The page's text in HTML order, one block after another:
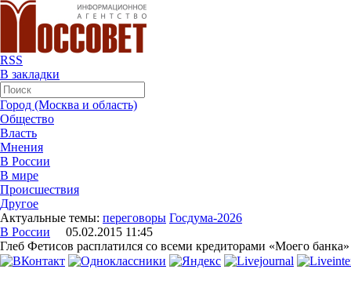
RSS
В закладки
Город (Москва и область)
Общество
Власть
Мнения
В России
В мире
Происшествия
Другое
Актуальные темы: переговоры Госдума-2026
В России 05.02.2015 11:45
Глеб Фетисов расплатился со всеми кредиторами «Моего банка»